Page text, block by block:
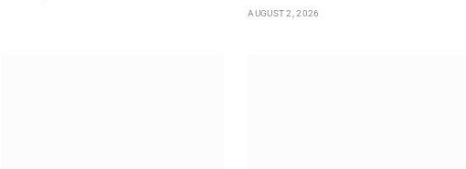
AUGUST 2, 2026